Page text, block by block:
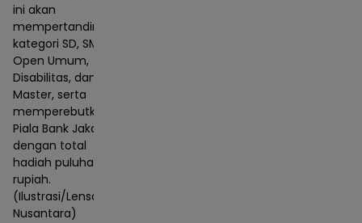
ini akan
mempertandingkan
kategori SD, SMP,
Open Umum,
Disabilitas, dan
Master, serta
memperebutkan
Piala Bank Jakarta
dengan total
hadiah puluhan juta
rupiah.
(Ilustrasi/Lensa
Nusantara)